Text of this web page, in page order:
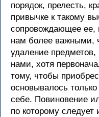
порядок, прелесть,
привычке к такому
сопровождающее ее,
нам более важными,
удаление
нами, хотя
тому, чтобы
основывалось
себе. Повиновение
по которому следует